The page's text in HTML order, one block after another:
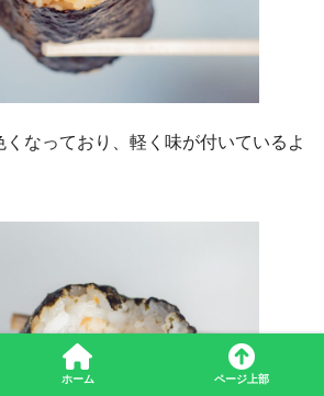
なっており、軽く味が付いているよ
ホーム ページ上部